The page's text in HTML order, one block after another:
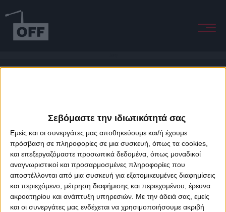
Σεβόμαστε την ιδιωτικότητά σας
Εμείς και οι συνεργάτες μας αποθηκεύουμε και/ή έχουμε
πρόσβαση σε πληροφορίες σε μια συσκευή, όπως τα cookies,
και επεξεργαζόμαστε προσωπικά δεδομένα, όπως μοναδικοί
αναγνωριστικοί και προσαρμοσμένες πληροφορίες που
αποστέλλονται από μια συσκευή για εξατομικευμένες διαφημίσεις
και περιεχόμενο, μέτρηση διαφήμισης και περιεχομένου, έρευνα
ακροατηρίου και ανάπτυξη υπηρεσιών. Με την άδειά σας, εμείς
και οι συνεργάτες μας ενδέχεται να χρησιμοποιήσουμε ακριβή
About Offradio Business Class Terms & Conditions
Privacy Policy
Designed & developed byporcupine colors&Fotis Alexandrou